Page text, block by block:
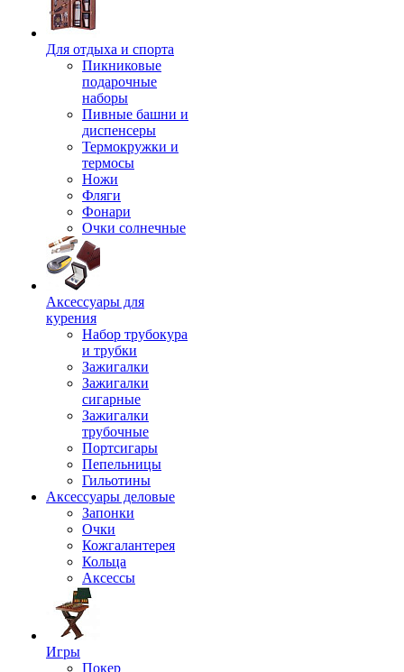
Для отдыха и спорта
Пикниковые
подарочные
наборы
Пивные башни и
диспенсеры
Термокружки и
термосы
Ножи
Фляги
Фонари
Очки солнечные
Аксессуары для
курения
Набор трубокура
и трубки
Зажигалки
Зажигалки
сигарные
Зажигалки
трубочные
Портсигары
Пепельницы
Гильотины
Аксессуары деловые
Запонки
Очки
Кожгалантерея
Кольца
Аксессы
Игры
Покер